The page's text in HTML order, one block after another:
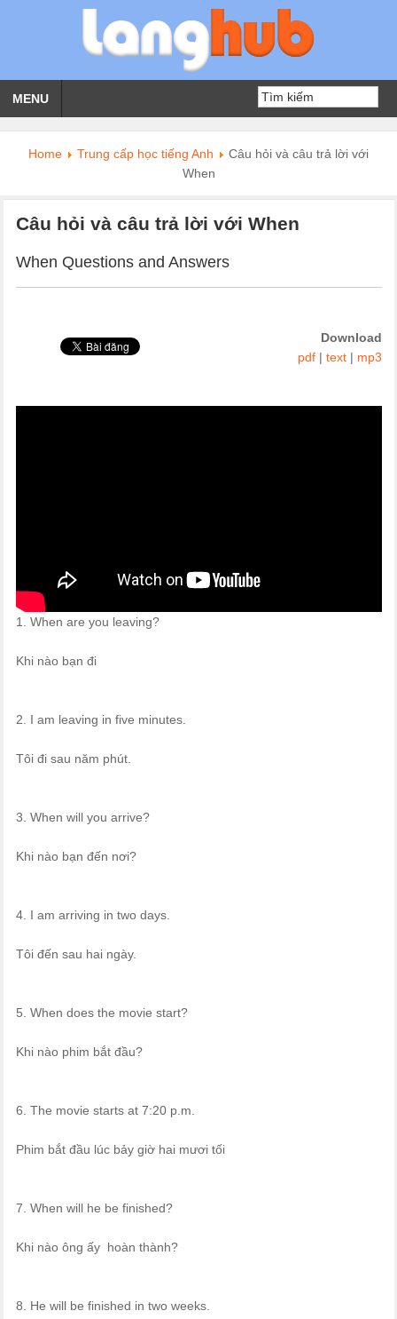
MENU
Home Trung cấp học tiếng Anh
Câu hỏi và câu trả lời với
When
Câu hỏi và câu trả lời với When
When Questions and Answers
Download
pdf| text| mp3
1. When are you leaving?
Khi nào bạn đi
2. I am leaving in five minutes.
Tôi đi sau năm phút.
3. When will you arrive?
Khi nào bạn đến nơi?
4. I am arriving in two days.
Tôi đến sau hai ngày.
5. When does the movie start?
Khi nào phim bắt đầu?
6. The movie starts at 7:20 p.m.
Phim bắt đầu lúc bảy giờ hai mươi tối
7. When will he be finished?
Khi nào ông ấy hoàn thành?
8. He will be finished in two weeks.